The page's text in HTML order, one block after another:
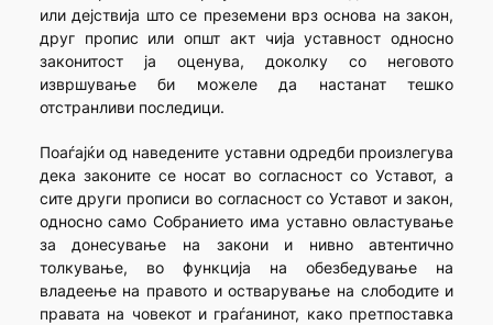
или дејствија што се преземени врз основа на закон,
друг пропис или општ акт чија уставност односно
законитост ја оценува, доколку со неговото
извршување би можеле да настанат тешко
отстранливи последици.
Поаѓајќи од наведените уставни одредби произлегува
дека законите се носат во согласност со Уставот, а
сите други прописи во согласност со Уставот и закон,
односно само Собранието има уставно овластување
за донесување на закони и нивно автентично
толкување, во функција на обезбедување на
владеење на правото и остварување на слободите и
правата на човекот и граѓанинот, како претпоставка